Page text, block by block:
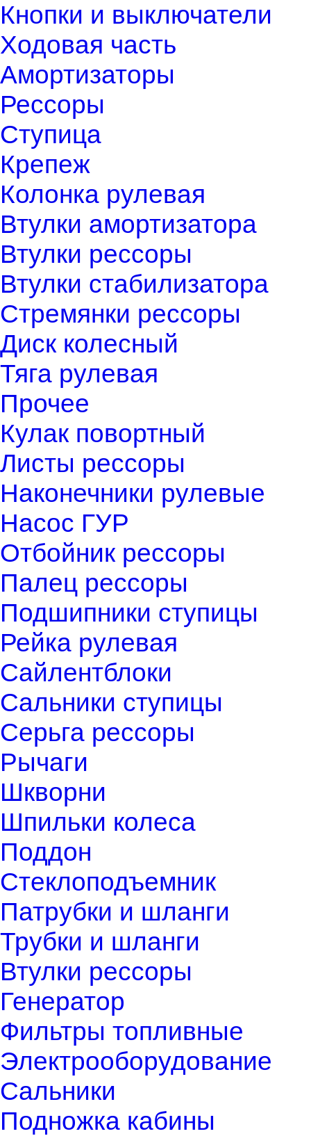
Кнопки и выключатели
Ходовая часть
Амортизаторы
Рессоры
Ступица
Крепеж
Колонка рулевая
Втулки амортизатора
Втулки рессоры
Втулки стабилизатора
Стремянки рессоры
Диск колесный
Тяга рулевая
Прочее
Кулак повортный
Листы рессоры
Наконечники рулевые
Насос ГУР
Отбойник рессоры
Палец рессоры
Подшипники ступицы
Рейка рулевая
Сайлентблоки
Сальники ступицы
Серьга рессоры
Рычаги
Шкворни
Шпильки колеса
Поддон
Стеклоподъемник
Патрубки и шланги
Трубки и шланги
Втулки рессоры
Генератор
Фильтры топливные
Электрооборудование
Сальники
Подножка кабины